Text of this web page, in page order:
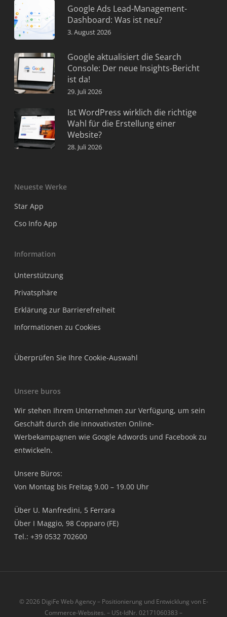
Google Ads Lead-Management-
Dashboard: Was ist neu?
3. August 2026
Google aktualisiert die Search
Console: Der neue Insights-Bericht
ist da!
29. Juli 2026
Ist WordPress wirklich die richtige
Wahl für die Erstellung einer
Website?
28. Juli 2026
Neueste Werke
Star App
Cso Info App
Information
Unterstützung
Privatsphäre
Erklärung zur Barrierefreiheit
Informationen zu Cookies
Überprüfen Sie Ihre Cookie-Auswahl
Unsere buros
Wir stehen Ihrem Unternehmen zur Verfügung, um sein
Geschäft durch die innovativsten Online-
Werbekampagnen wie Google Adwords und Facebook zu
entwickeln.
Unsere Büros:
Von Montag bis Freitag 9.00 – 19.00 Uhr
Über U. Manfredini, 5 Ferrara
Über I Maggio, 98 Copparo (FE)
Tel.: +39 0532 702600
© 2026 DigiFe Web Agency – Positionierung und Entwicklung von E-
Commerce-Websites. – USt-IdNr. 02171060383 –